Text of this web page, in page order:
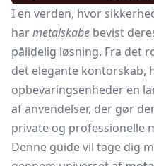
I en verden, hvor
harmetalskabe bevist
pålidelig løsning. Fra det
det elegante kontorskab,
opbevaringsenheder en
af anvendelser, der gør
private og professionelle
Denne guide vil tage dig